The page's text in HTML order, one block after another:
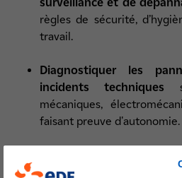
règles de sécurité,
travail.
Diagnostiquer les
incidents techniques
mécaniques,
faisant preuve d'autonomie.
installations
par des